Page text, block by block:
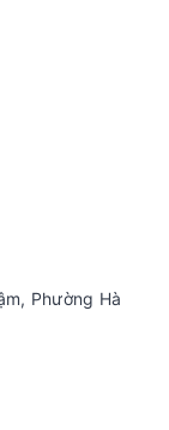
Phường Hà